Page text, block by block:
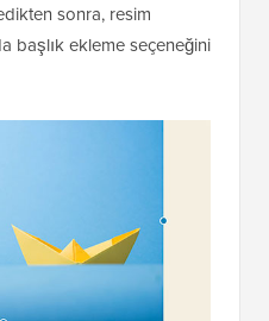
sonra, resim
başlık ekleme seçeneğini